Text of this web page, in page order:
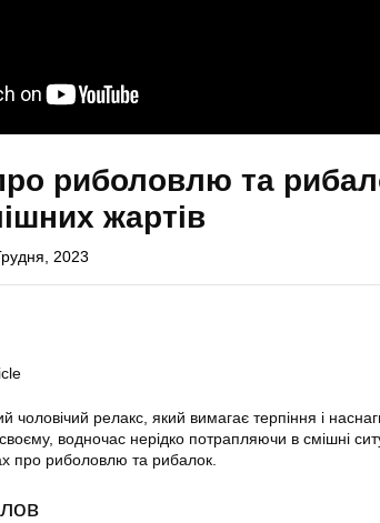
риболовлю та
жартів
2023
чоловічий релакс, який вимагає терпіння і
водночас нерідко потрапляючи в смішні
про риболовлю та рибалок.